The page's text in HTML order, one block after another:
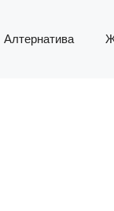
Алтернатива